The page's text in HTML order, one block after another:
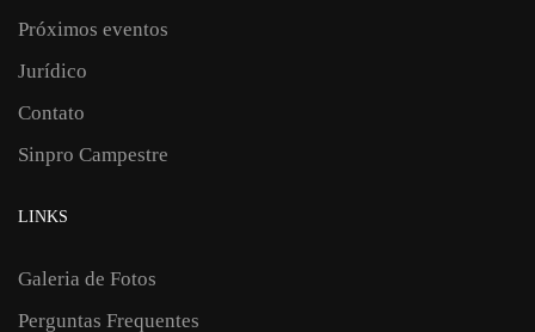
Próximos eventos
Jurídico
Contato
Sinpro Campestre
LINKS
Galeria de Fotos
Perguntas Frequentes